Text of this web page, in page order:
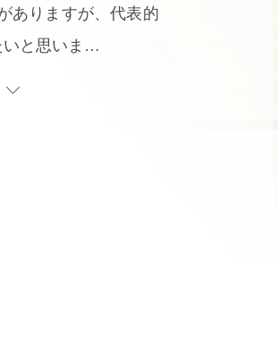
ありますが、代表的
いと思いま…